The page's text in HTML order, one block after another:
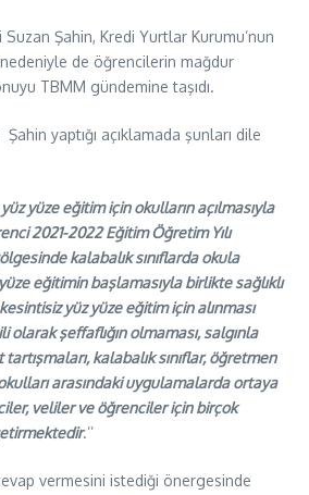
Şahin, Kredi Yurtlar Kurumu’nun
nedeniyle de öğrencilerin mağdur
TBMM gündemine taşıdı.
yaptığı açıklamada şunları dile
yüze eğitim için okulların açılmasıyla
2021-2022 Eğitim Öğretim Yılı
kalabalık sınıflarda okula
eğitimin başlamasıyla birlikte sağlıklı
yüz yüze eğitim için alınması
şeffaflığın olmaması, salgınla
kalabalık sınıflar, öğretmen
arasındaki uygulamalarda ortaya
veliler ve öğrenciler için birçok
.’’
vermesini istediği önergesinde